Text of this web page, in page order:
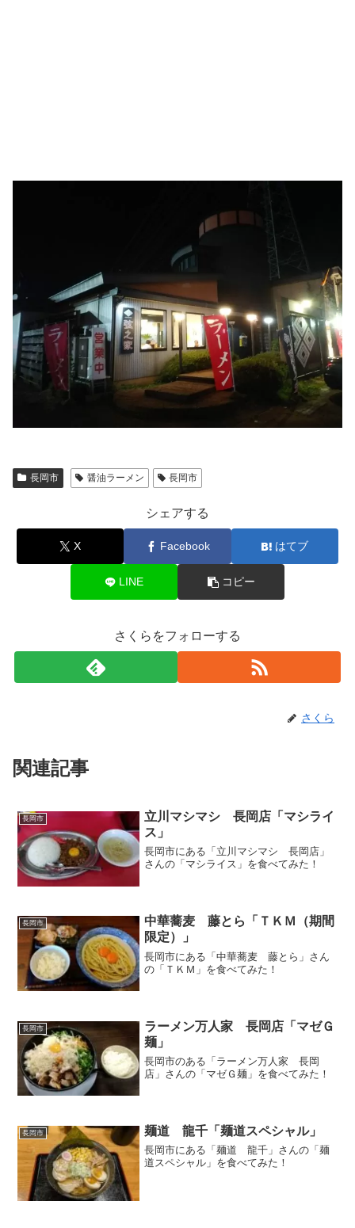
長岡市 醤油ラーメン 長岡市
シェアする
X Facebook はてブ
LINE コピー
さくらをフォローする
さくら
関連記事
長岡市
立川マシマシ 長岡店「マシライ
ス」
長岡市にある「立川マシマシ 長岡店」
さんの「マシライス」を食べてみた！
長岡市
中華蕎麦 藤とら「ＴＫＭ（期間
限定）」
長岡市にある「中華蕎麦 藤とら」さん
の「ＴＫＭ」を食べてみた！
長岡市
ラーメン万人家 長岡店「マゼＧ
麺」
長岡市のある「ラーメン万人家 長岡
店」さんの「マゼＧ麺」を食べてみた！
長岡市 麺道 龍千「麺道スペシャル」
長岡市にある「麺道 龍千」さんの「麺
道スペシャル」を食べてみた！